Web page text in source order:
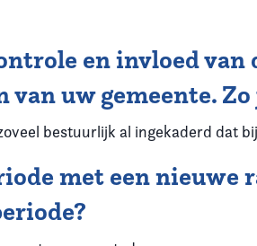
en invloed van
uw gemeente.
bestuurlijk al ingekaderd dat
met een nieuwe